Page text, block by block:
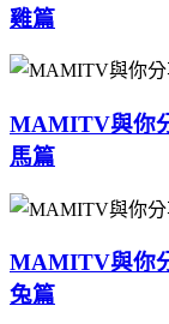
雞篇
MAMITV與你
馬篇
MAMITV與你
兔篇